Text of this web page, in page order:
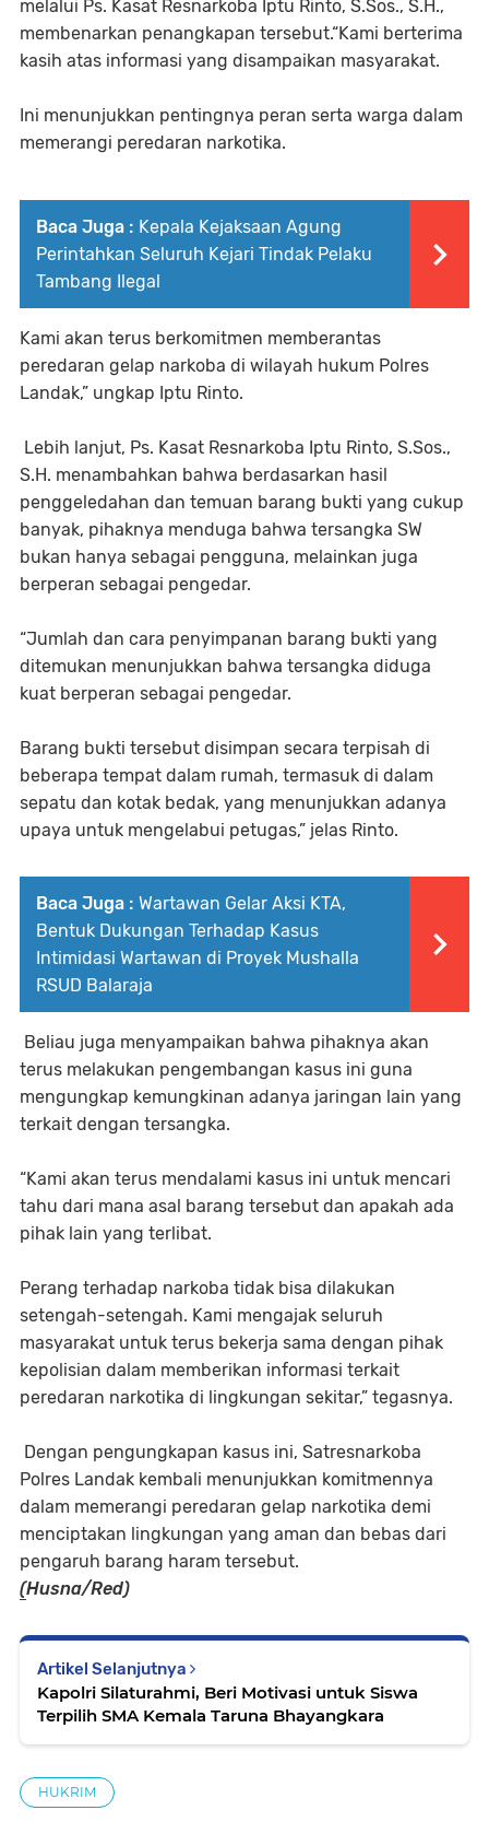
melalui Ps. Kasat Resnarkoba Iptu Rinto, S.Sos., S.H.,
membenarkan penangkapan tersebut.“Kami berterima
kasih atas informasi yang disampaikan masyarakat.
Ini menunjukkan pentingnya peran serta warga dalam
memerangi peredaran narkotika.
Baca Juga : Kepala Kejaksaan Agung
Perintahkan Seluruh Kejari Tindak Pelaku
Tambang Ilegal
Kami akan terus berkomitmen memberantas
peredaran gelap narkoba di wilayah hukum Polres
Landak,” ungkap Iptu Rinto.
Lebih lanjut, Ps. Kasat Resnarkoba Iptu Rinto, S.Sos.,
S.H. menambahkan bahwa berdasarkan hasil
penggeledahan dan temuan barang bukti yang cukup
banyak, pihaknya menduga bahwa tersangka SW
bukan hanya sebagai pengguna, melainkan juga
berperan sebagai pengedar.
“Jumlah dan cara penyimpanan barang bukti yang
ditemukan menunjukkan bahwa tersangka diduga
kuat berperan sebagai pengedar.
Barang bukti tersebut disimpan secara terpisah di
beberapa tempat dalam rumah, termasuk di dalam
sepatu dan kotak bedak, yang menunjukkan adanya
upaya untuk mengelabui petugas,” jelas Rinto.
Baca Juga : Wartawan Gelar Aksi KTA,
Bentuk Dukungan Terhadap Kasus
Intimidasi Wartawan di Proyek Mushalla
RSUD Balaraja
Beliau juga menyampaikan bahwa pihaknya akan
terus melakukan pengembangan kasus ini guna
mengungkap kemungkinan adanya jaringan lain yang
terkait dengan tersangka.
“Kami akan terus mendalami kasus ini untuk mencari
tahu dari mana asal barang tersebut dan apakah ada
pihak lain yang terlibat.
Perang terhadap narkoba tidak bisa dilakukan
setengah-setengah. Kami mengajak seluruh
masyarakat untuk terus bekerja sama dengan pihak
kepolisian dalam memberikan informasi terkait
peredaran narkotika di lingkungan sekitar,” tegasnya.
Dengan pengungkapan kasus ini, Satresnarkoba
Polres Landak kembali menunjukkan komitmennya
dalam memerangi peredaran gelap narkotika demi
menciptakan lingkungan yang aman dan bebas dari
pengaruh barang haram tersebut.
(Husna/Red)
Artikel Selanjutnya
Kapolri Silaturahmi, Beri Motivasi untuk Siswa
Terpilih SMA Kemala Taruna Bhayangkara
HUKRIM